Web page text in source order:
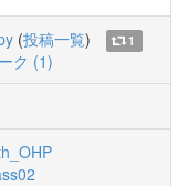
(投稿一覧)
1
ク (1)